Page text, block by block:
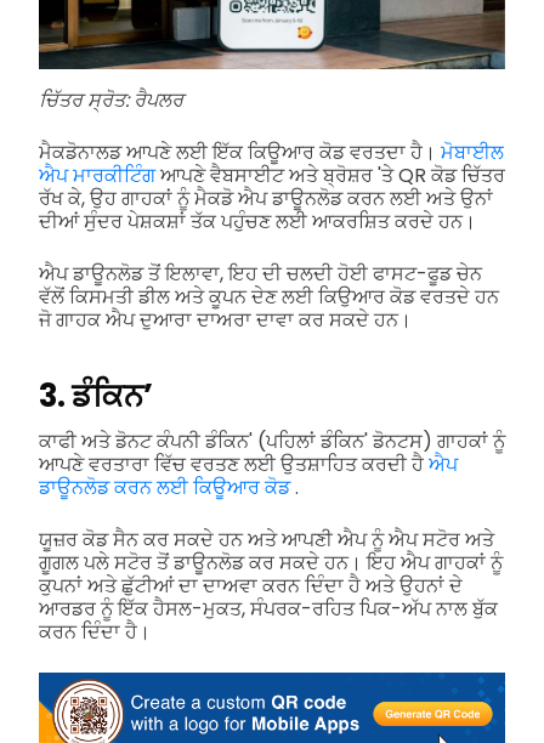
ਚਿੱਤਰ ਸ੍ਰੋਤ: ਰੈਪਲਰ
ਮੈਕਡੋਨਾਲਡ ਆਪਣੇ ਲਈ ਇੱਕ ਕਿਊਆਰ ਕੋਡ ਵਰਤਦਾ ਹੈ। ਮੋਬਾਈਲ
ਐਪ ਮਾਰਕੀਟਿੰਗਆਪਣੇ ਵੈਬਸਾਈਟ ਅਤੇ ਬ੍ਰੋਸ਼ਰ 'ਤੇ QR ਕੋਡ ਚਿੱਤਰ
ਰੱਖ ਕੇ, ਉਹ ਗਾਹਕਾਂ ਨੂੰ ਮੈਕਡੋ ਐਪ ਡਾਊਨਲੋਡ ਕਰਨ ਲਈ ਅਤੇ ਉਨਾਂ
ਦੀਆਂ ਸੁੰਦਰ ਪੇਸ਼ਕਸ਼ਾਂ ਤੱਕ ਪਹੁੰਚਣ ਲਈ ਆਕਰਸ਼ਿਤ ਕਰਦੇ ਹਨ।
ਐਪ ਡਾਊਨਲੋਡ ਤੋਂ ਇਲਾਵਾ, ਇਹ ਦੀ ਚਲਦੀ ਹੋਈ ਫਾਸਟ-ਫੂਡ ਚੇਨ
ਵੱਲੋਂ ਕਿਸਮਤੀ ਡੀਲ ਅਤੇ ਕੂਪਨ ਦੇਣ ਲਈ ਕਿਉਆਰ ਕੋਡ ਵਰਤਦੇ ਹਨ
ਜੋ ਗਾਹਕ ਐਪ ਦੁਆਰਾ ਦਾਅਰਾ ਦਾਵਾ ਕਰ ਸਕਦੇ ਹਨ।
3. ਡੰਕਿਨ’
ਕਾਫੀ ਅਤੇ ਡੋਨਟ ਕੰਪਨੀ ਡੰਕਿਨ' (ਪਹਿਲਾਂ ਡੰਕਿਨ' ਡੋਨਟਸ) ਗਾਹਕਾਂ ਨੂੰ
ਆਪਣੇ ਵਰਤਾਰਾ ਵਿੱਚ ਵਰਤਣ ਲਈ ਉਤਸ਼ਾਹਿਤ ਕਰਦੀ ਹੈਐਪ
ਡਾਊਨਲੋਡ ਕਰਨ ਲਈ ਕਿਊਆਰ ਕੋਡ.
ਯੂਜ਼ਰ ਕੋਡ ਸੈਨ ਕਰ ਸਕਦੇ ਹਨ ਅਤੇ ਆਪਣੀ ਐਪ ਨੂੰ ਐਪ ਸਟੋਰ ਅਤੇ
ਗੂਗਲ ਪਲੇ ਸਟੋਰ ਤੋਂ ਡਾਊਨਲੋਡ ਕਰ ਸਕਦੇ ਹਨ। ਇਹ ਐਪ ਗਾਹਕਾਂ ਨੂੰ
ਕੁਪਨਾਂ ਅਤੇ ਛੁੱਟੀਆਂ ਦਾ ਦਾਅਵਾ ਕਰਨ ਦਿੰਦਾ ਹੈ ਅਤੇ ਉਹਨਾਂ ਦੇ
ਆਰਡਰ ਨੂੰ ਇੱਕ ਹੈਸਲ-ਮੁਕਤ, ਸੰਪਰਕ-ਰਹਿਤ ਪਿਕ-ਅੱਪ ਨਾਲ ਬੁੱਕ
ਕਰਨ ਦਿੰਦਾ ਹੈ।